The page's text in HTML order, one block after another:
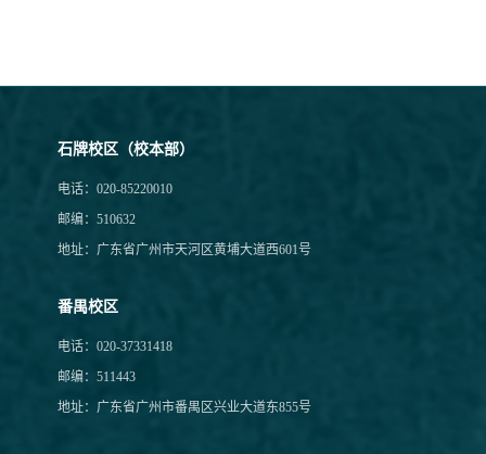
石牌校区（校本部）
电话：020-85220010
邮编：510632
地址：广东省广州市天河区黄埔大道西601号
番禺校区
电话：020-37331418
邮编：511443
地址：广东省广州市番禺区兴业大道东855号